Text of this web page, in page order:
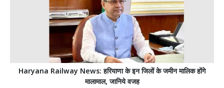
Haryana Railway News: हरियाणा के इन जिलों के जमीन मालिक होंगे
मालामाल, जानिये वजह